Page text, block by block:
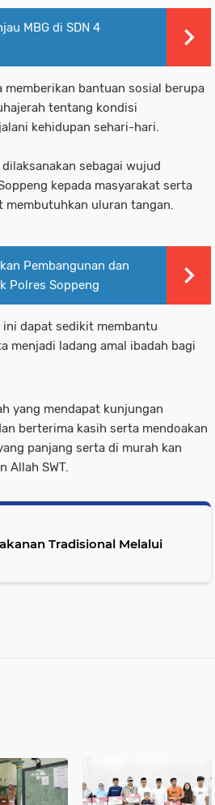
MBG di SDN 4
memberikan bantuan sosial berupa
tentang kondisi
kehidupan sehari-hari.
sebagai wujud
kepada masyarakat serta
membutuhkan uluran tangan.
Pembangunan dan
Polres Soppeng
ini dapat sedikit membantu
menjadi ladang amal ibadah bagi
yang mendapat kunjungan
berterima kasih serta mendoakan
panjang serta di murah kan
Allah SWT.
Tradisional Melalui